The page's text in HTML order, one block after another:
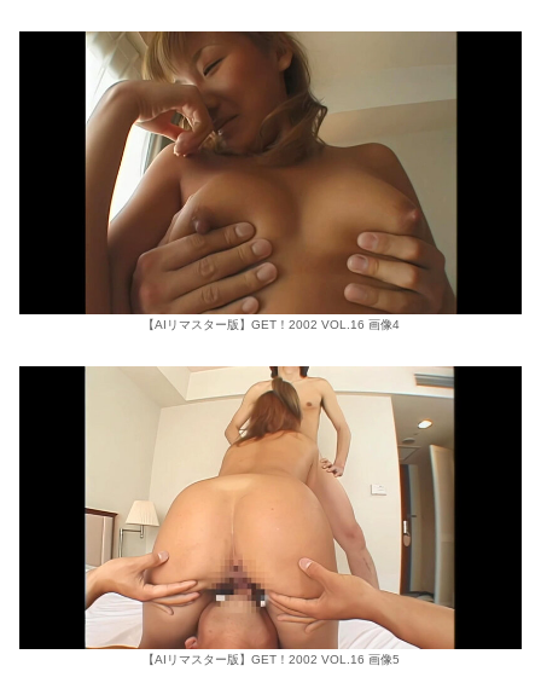
【AIリマスター版】GET！2002 VOL.16 画像4
【AIリマスター版】GET！2002 VOL.16 画像5